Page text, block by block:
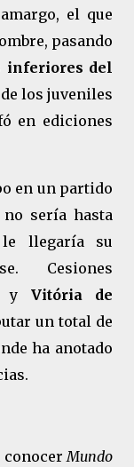
el que
pasando
inferiores del
los juveniles
en ediciones
en un partido
no sería hasta
le llegaría su
Cesiones
y Vitória de
un total de
ha anotado
conocer Mundo